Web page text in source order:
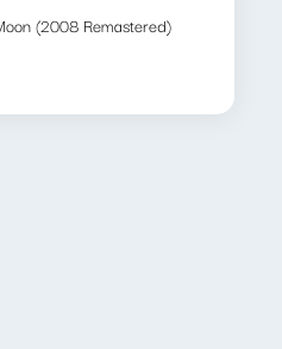
(2008 Remastered)